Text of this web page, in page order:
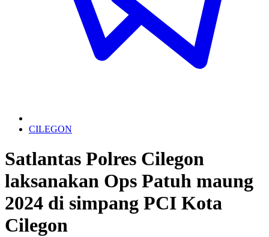
CILEGON
Satlantas Polres Cilegon
laksanakan Ops Patuh maung
2024 di simpang PCI Kota
Cilegon